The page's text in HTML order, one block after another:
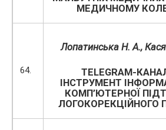
МЕДИЧНОМУ
64.
Лопатинська Н. А.,
TELEGRAM-
ІНСТРУМЕНТ
КОМП’ЮТЕРНОЇ
ЛОГОКОРЕКЦІЙНОГО